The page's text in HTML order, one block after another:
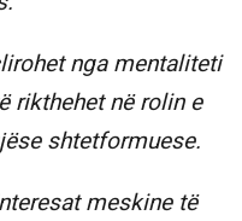
nga mentaliteti
rikthehet në rolin e
shtetformuese.
meskine të